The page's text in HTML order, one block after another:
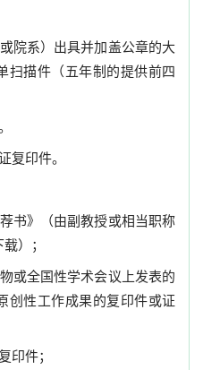
院系）出具并加盖公章的大
扫描件（五年制的提供前四
。
证复印件。
书》（由副教授或相当职称
下载）；
或全国性学术会议上发表的
创性工作成果的复印件或证
复印件；